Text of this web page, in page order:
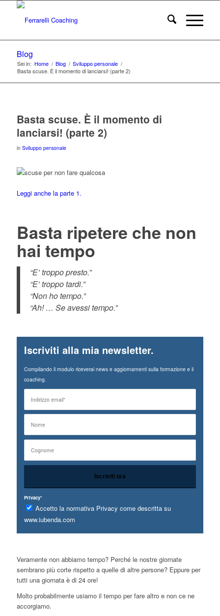
Blog
Sei in: Home / Blog / Sviluppo personale /
Basta scuse. È il momento di lanciarsi! (parte 2)
Basta scuse. È il momento di
lanciarsi! (parte 2)
in Sviluppo personale
Leggi anche la parte 1.
Basta ripetere che non
hai tempo
“E’ troppo presto.”
“E’ troppo tardi.”
“Non ho tempo.”
“Ah! … Se avessi tempo.”
Iscriviti alla mia newsletter.
Compilando il modulo riceverai news e aggiornamenti sulla formazione e il
coaching.
Privacy*
Accetto la normativa Privacy come descritta su
www.iubenda.com
Veramente non abbiamo tempo? Perché le nostre giornate
sembrano più corte rispetto a quelle di altre persone? Eppure per
tutti una giornata è di 24 ore!
Molto probabilmente usiamo il tempo per fare altro e non ce ne
accorgiamo.